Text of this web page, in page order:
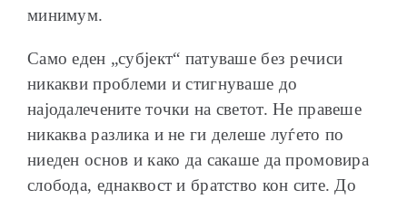
минимум.
Само еден „субјект“ патуваше без речиси
никакви проблеми и стигнуваше до
најодалечените точки на светот. Не правеше
никаква разлика и не ги делеше луѓето по
ниеден основ и како да сакаше да промовира
слобода, еднаквост и братство кон сите. До